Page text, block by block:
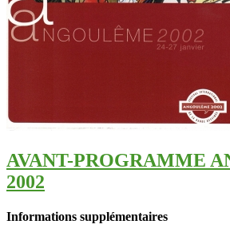
AVANT-PROGRAMME
2002
Informations supplémentaires